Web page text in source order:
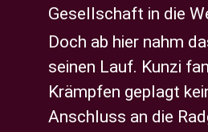
Gesellschaft in die
Doch ab hier nahm
seinen Lauf. Kunzi
Krämpfen geplagt
Anschluss an die